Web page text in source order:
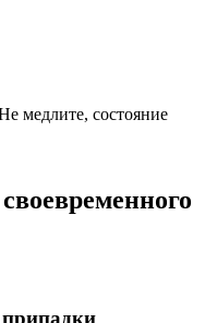
медлите, состояние